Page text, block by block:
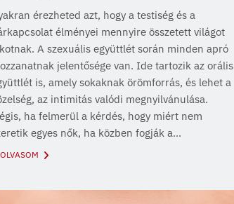
érezheted azt, hogy a testiség és a
élményei mennyire összetett világot
A szexuális együttlét során minden apró
jelentősége van. Ide tartozik az orális
is, amely sokaknak örömforrás, és lehet a
az intimitás valódi megnyilvánulása.
ha felmerül a kérdés, hogy miért nem
egyes nők, ha közben fogják a...